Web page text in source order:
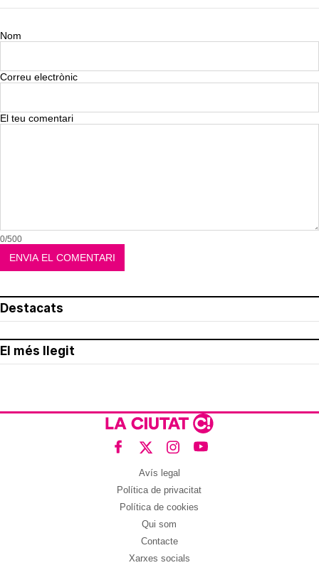
Nom
Correu electrònic
El teu comentari
0/500
Destacats
El més llegit
Avís legal
Política de privacitat
Política de cookies
Qui som
Contacte
Xarxes socials